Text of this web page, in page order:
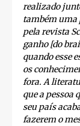
realizado
também uma
pela revista
ganho [do
quando esse
os
fora. A
que a pessoa
seu país
fazerem o